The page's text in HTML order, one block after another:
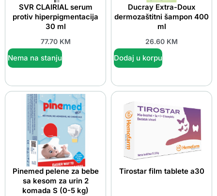
SVR CLAIRIAL serum
protiv hiperpigmentacija
30 ml
77.70 KM
Nema na stanju
Ducray Extra-Doux
dermozaštitni šampon 400
ml
26.60 KM
Dodaj u korpu
Pinemed pelene za bebe
sa kesom za urin 2
komada S (0-5 kg)
Tirostar film tablete a30